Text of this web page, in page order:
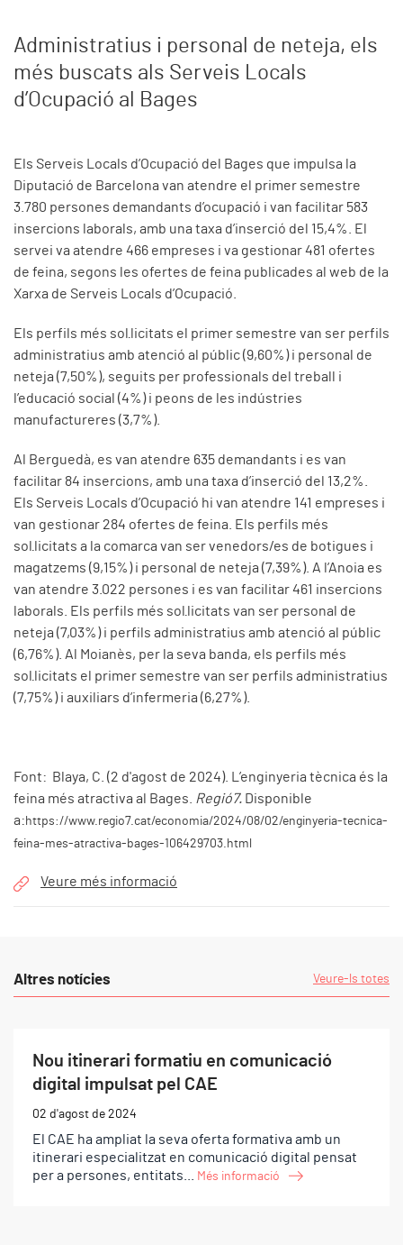
Administratius i personal de neteja, els
més buscats als Serveis Locals
d’Ocupació al Bages
Els Serveis Locals d’Ocupació del Bages que impulsa la
Diputació de Barcelona van atendre el primer semestre
3.780 persones demandants d’ocupació i van facilitar 583
insercions laborals, amb una taxa d’inserció del 15,4%. El
servei va atendre 466 empreses i va gestionar 481 ofertes
de feina, segons les ofertes de feina publicades al web de la
Xarxa de Serveis Locals d’Ocupació.
Els perfils més sol·licitats el primer semestre van ser perfils
administratius amb atenció al públic (9,60%) i personal de
neteja (7,50%), seguits per professionals del treball i
l’educació social (4%) i peons de les indústries
manufactureres (3,7%).
Al Berguedà, es van atendre 635 demandants i es van
facilitar 84 insercions, amb una taxa d’inserció del 13,2%.
Els Serveis Locals d’Ocupació hi van atendre 141 empreses i
van gestionar 284 ofertes de feina. Els perfils més
sol·licitats a la comarca van ser venedors/es de botigues i
magatzems (9,15%) i personal de neteja (7,39%). A l’Anoia es
van atendre 3.022 persones i es van facilitar 461 insercions
laborals. Els perfils més sol·licitats van ser personal de
neteja (7,03%) i perfils administratius amb atenció al públic
(6,76%). Al Moianès, per la seva banda, els perfils més
sol·licitats el primer semestre van ser perfils administratius
(7,75%) i auxiliars d’infermeria (6,27%).
Font: Blaya, C. (2 d'agost de 2024). L’enginyeria tècnica és la
feina més atractiva al Bages.
Regió7. Disponible
a: https://www.regio7.cat/economia/2024/08/02/enginyeria-tecnica-
feina-mes-atractiva-bages-106429703.html
Veure més informació
Altres notícies Veure-ls totes
Nou itinerari formatiu en comunicació
digital impulsat pel CAE
02 d'agost de 2024
El CAE ha ampliat la seva oferta formativa amb un
itinerari especialitzat en comunicació digital pensat
per a persones, entitats...
Més informació